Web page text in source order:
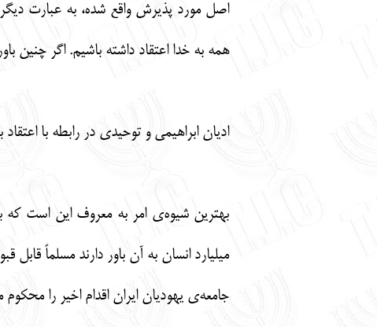
اصل مورد پذیرش واقع شده، به عبارت
همه به خدا اعتقاد داشته باشیم. اگر چنین
ادیان ابراهیمی و توحیدی در رابطه با
بهترین شیوه‌ی امر به معروف این است که
میلیارد انسان به آن باور دارند مسلماً
جامعه‌ی یهودیان ایران اقدام اخیر را